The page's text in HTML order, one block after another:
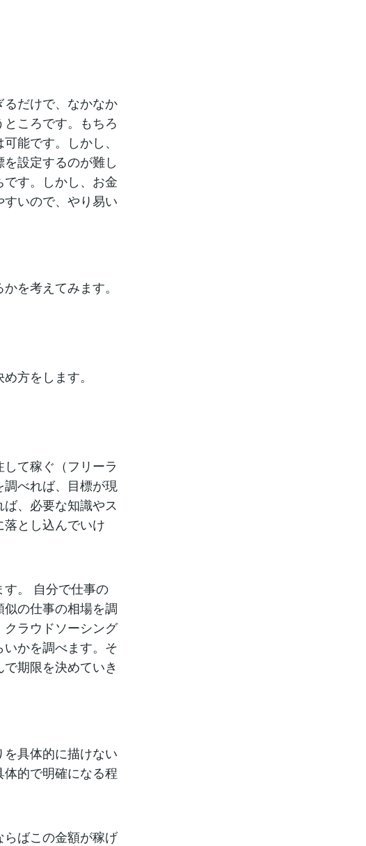
だけで、なかなか
ころです。もちろ
能です。しかし、
設定するのが難し
す。しかし、お金
いので、やり易い
を考えてみます。
方をします。
て稼ぐ（フリーラ
べれば、目標が現
、必要な知識やス
とし込んでいけ
。 自分で仕事の
の仕事の相場を調
ラウドソーシング
かを調べます。そ
期限を決めていき
具体的に描けない
的で明確になる程
ばこの金額が稼げ